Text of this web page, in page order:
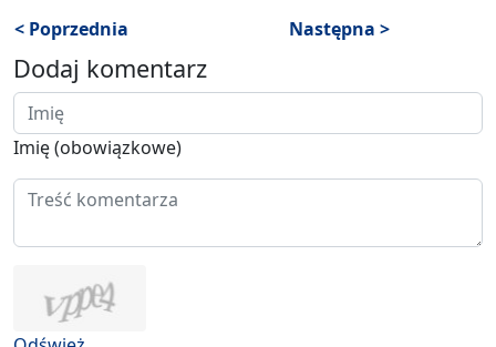
< Poprzednia
Następna >
Dodaj komentarz
Imię (obowiązkowe)